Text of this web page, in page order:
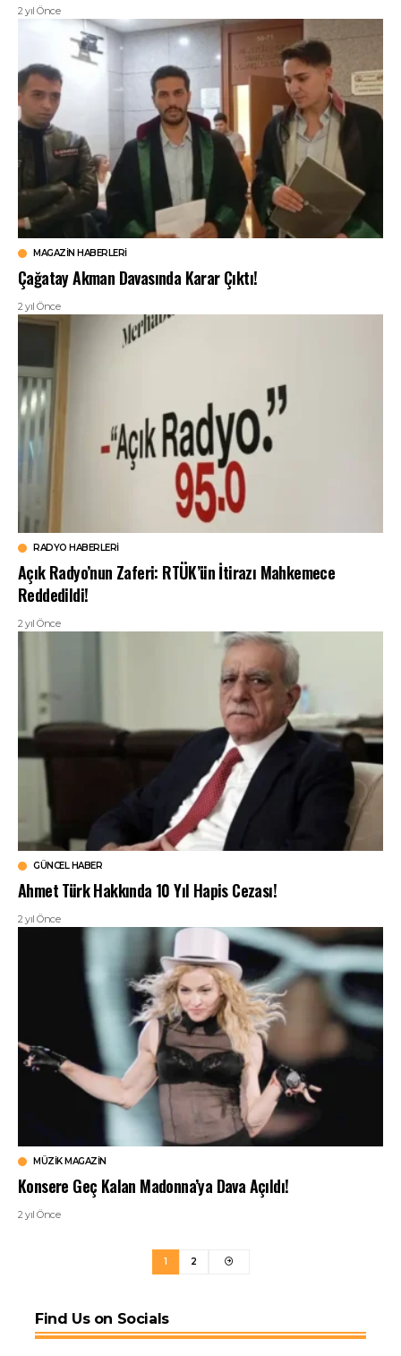
2 yıl Önce
MAGAZIN HABERLERI
Çağatay Akman Davasında Karar Çıktı!
2 yıl Önce
RADYO HABERLERI
Açık Radyo’nun Zaferi: RTÜK’ün İtirazı Mahkemece
Reddedildi!
2 yıl Önce
GÜNCEL HABER
Ahmet Türk Hakkında 10 Yıl Hapis Cezası!
2 yıl Önce
MÜZIK MAGAZIN
Konsere Geç Kalan Madonna’ya Dava Açıldı!
2 yıl Önce
1 2
Find Us on Socials